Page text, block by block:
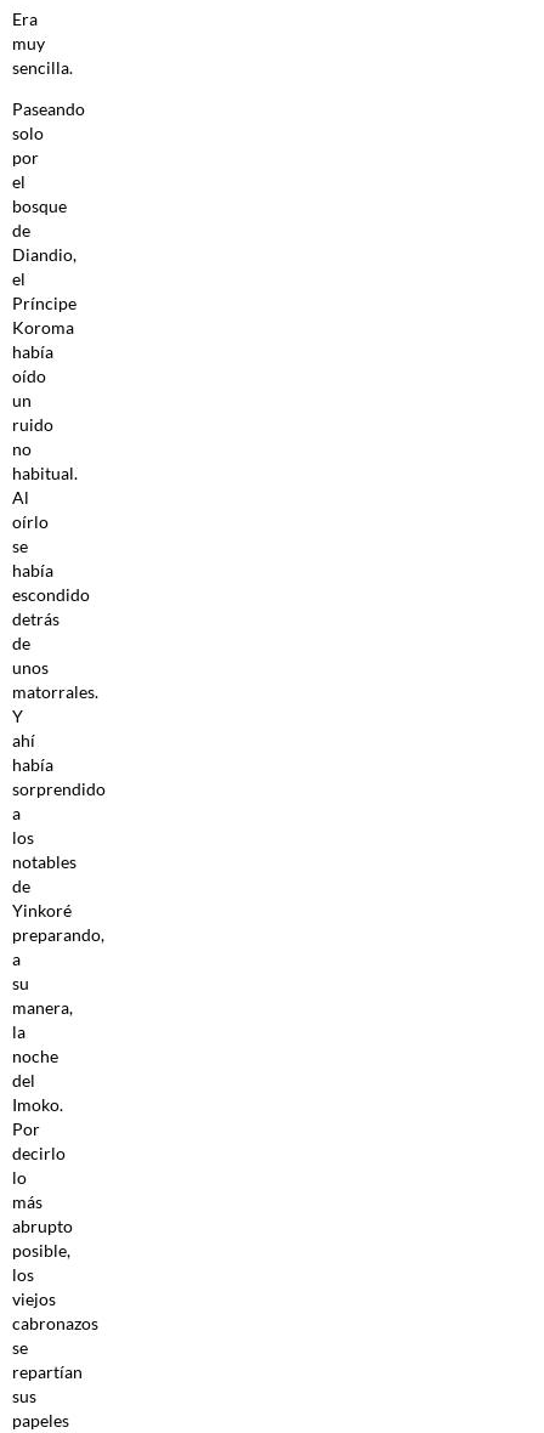
Era
muy
sencilla.
Paseando
solo
por
el
bosque
de
Diandio,
el
Príncipe
Koroma
había
oído
un
ruido
no
habitual.
Al
oírlo
se
había
escondido
detrás
de
unos
matorrales.
Y
ahí
había
sorprendido
a
los
notables
de
Yinkoré
preparando,
a
su
manera,
la
noche
del
Imoko.
Por
decirlo
lo
más
abrupto
posible,
los
viejos
cabronazos
se
repartían
sus
papeles